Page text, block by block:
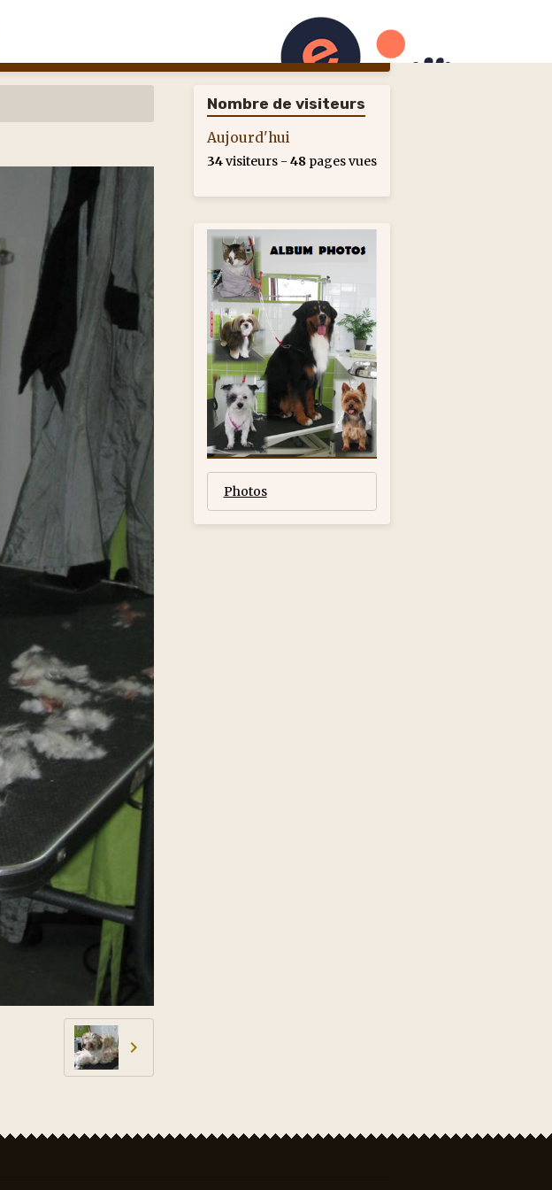
Photos
Nombre de visiteurs
Aujourd'hui
34visiteurs - 48 pages vues
Photos